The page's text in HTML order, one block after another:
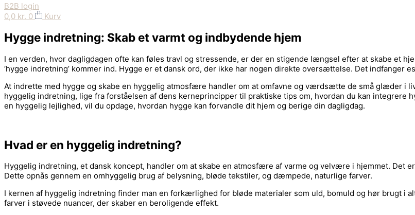
B2B login
0,0 kr. 0 Kurv
Hygge indretning: Skab et varmt og indbydende hjem
I en verden, hvor dagligdagen ofte kan føles travl og stressende, er der en stigende længsel efter at skabe et
‘hygge indretning’ kommer ind. Hygge er et dansk ord, der ikke har nogen direkte oversættelse. Det indfanger
At indrette med hygge og skabe en hyggelig atmosfære handler om at omfavne og værdsætte de små glæder i
hyggelig indretning, lige fra forståelsen af dens kerneprincipper til praktiske tips om, hvordan du kan integrere
en hyggelig lejlighed, vil du opdage, hvordan hygge kan forvandle dit hjem og berige din dagligdag.
Hvad er en hyggelig indretning?
Hyggelig indretning, et dansk koncept, handler om at skabe en atmosfære af varme og velvære i hjemmet.
Dette opnås gennem en omhyggelig brug af belysning, bløde tekstiler, og dæmpede, naturlige farver.
I kernen af hyggelig indretning finder man en forkærlighed for bløde materialer som uld, bomuld og hør brugt i
farver i støvede nuancer, der skaber en beroligende effekt.